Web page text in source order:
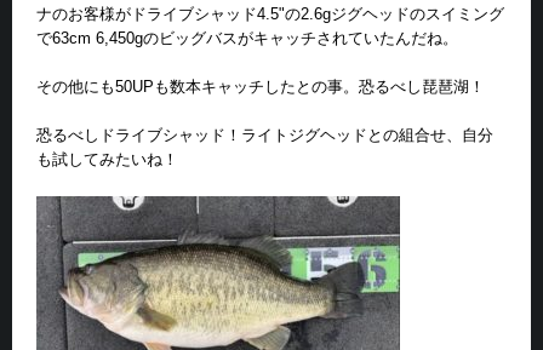
ナのお客様がドライブシャッド4.5"の2.6gジグヘッドのスイミング
で63cm 6,450gのビッグバスがキャッチされていたんだね。
その他にも50UPも数本キャッチしたとの事。恐るべし琵琶湖！
恐るべしドライブシャッド！ライトジグヘッドとの組合せ、自分
も試してみたいね！